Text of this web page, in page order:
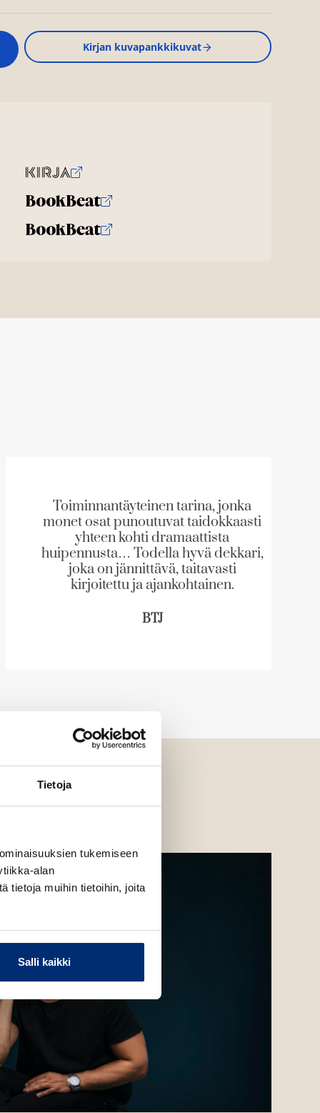
Tietoja
tukemiseen
alan
tietoja muihin tietoihin, joita
Salli kaikki
Kirjan kuvapankkikuvat
Toiminnantäyteinen tarina, jonka
monet osat punoutuvat taidokkaasti
yhteen kohti dramaattista
huipennusta… Todella hyvä dekkari,
joka on jännittävä, taitavasti
kirjoitettu ja ajankohtainen.
BTJ